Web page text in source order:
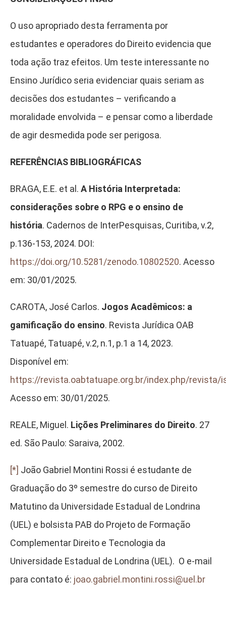
O uso apropriado desta ferramenta por
estudantes e operadores do Direito evidencia que
toda ação traz efeitos. Um teste interessante no
Ensino Jurídico seria evidenciar quais seriam as
decisões dos estudantes – verificando a
moralidade envolvida – e pensar como a liberdade
de agir desmedida pode ser perigosa.
REFERÊNCIAS BIBLIOGRÁFICAS
BRAGA, E.E. et al. A História Interpretada:
considerações sobre o RPG e o ensino de
história. Cadernos de InterPesquisas, Curitiba, v.2,
p.136-153, 2024. DOI:
https://doi.org/10.5281/zenodo.10802520. Acesso
em: 30/01/2025.
CAROTA, José Carlos. Jogos Acadêmicos: a
gamificação do ensino. Revista Jurídica OAB
Tatuapé, Tatuapé, v.2, n.1, p.1 a 14, 2023.
Disponível em:
https://revista.oabtatuape.org.br/index.php/revista/
Acesso em: 30/01/2025.
REALE, Miguel. Lições Preliminares do Direito. 27
ed. São Paulo: Saraiva, 2002.
[*] João Gabriel Montini Rossi é estudante de
Graduação do 3º semestre do curso de Direito
Matutino da Universidade Estadual de Londrina
(UEL) e bolsista PAB do Projeto de Formação
Complementar Direito e Tecnologia da
Universidade Estadual de Londrina (UEL). O e-mail
para contato é: joao.gabriel.montini.rossi@uel.br